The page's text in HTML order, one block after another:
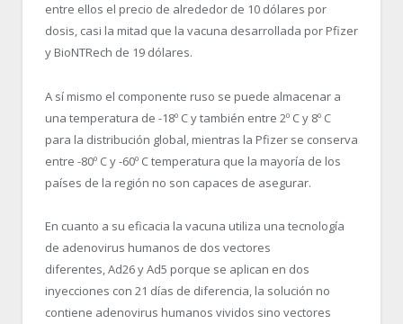
entre ellos el precio de alrededor de 10 dólares por
dosis, casi la mitad que la vacuna desarrollada por Pfizer
y BioNTRech de 19 dólares.
A sí mismo el componente ruso se puede almacenar a
una temperatura de -18º C y también entre 2º C y 8º C
para la distribución global, mientras la Pfizer se conserva
entre -80º C y -60º C temperatura que la mayoría de los
países de la región no son capaces de asegurar.
En cuanto a su eficacia la vacuna utiliza una tecnología
de adenovirus humanos de dos vectores
diferentes,Ad26yAd5 porque se aplican en dos
inyecciones con 21 días de diferencia, la solución no
contiene adenovirus humanos vividos sino vectores